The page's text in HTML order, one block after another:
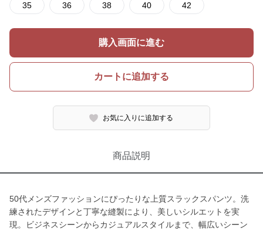
35 36 38 40 42
購入画面に進む
カートに追加する
お気に入りに追加する
商品説明
50代メンズファッションにぴったりな上質スラックスパンツ。洗
練されたデザインと丁寧な縫製により、美しいシルエットを実
現。ビジネスシーンからカジュアルスタイルまで、幅広いシーン